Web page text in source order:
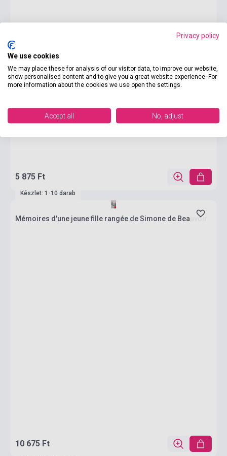
5 875 Ft
Készlet: 1-10 darab
Mémoires d'une jeune fille rangée de Simone de Beauvoir
10 675 Ft
Privacy policy
We use cookies
We may place these for analysis of our visitor data, to improve our website,
show personalised content and to give you a great website experience. For
more information about the cookies we use open the settings.
Accept all No, adjust